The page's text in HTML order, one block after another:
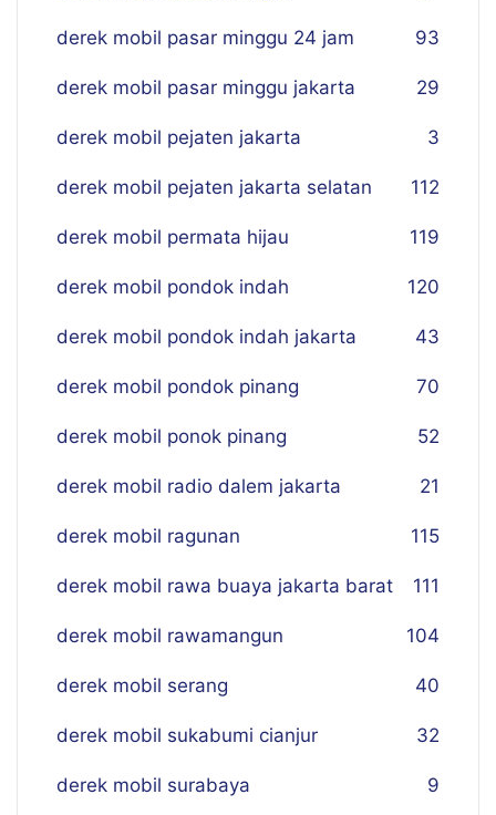
derek mobil pasar minggu 24 jam 93
derek mobil pasar minggu jakarta 29
derek mobil pejaten jakarta 3
derek mobil pejaten jakarta selatan 112
derek mobil permata hijau 119
derek mobil pondok indah 120
derek mobil pondok indah jakarta 43
derek mobil pondok pinang 70
derek mobil ponok pinang 52
derek mobil radio dalem jakarta 21
derek mobil ragunan 115
derek mobil rawa buaya jakarta barat 111
derek mobil rawamangun 104
derek mobil serang 40
derek mobil sukabumi cianjur 32
derek mobil surabaya 9